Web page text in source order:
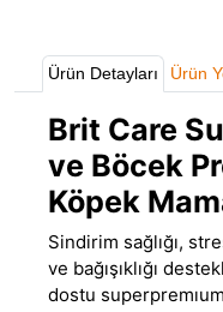
Ürün Detayları Ürün
Brit Care
ve Böcek
Köpek
Sindirim sağlığı,
ve bağışıklığı
dostu